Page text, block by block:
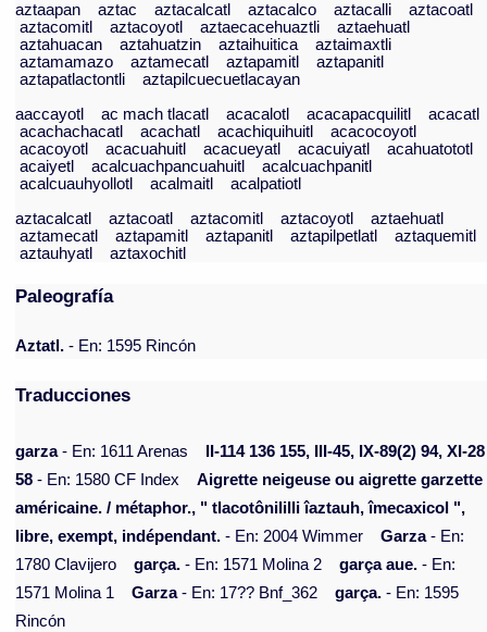
aztaapan aztac aztacalcatl aztacalco aztacalli
aztacoatl
aztacomitl
aztacoyotl aztaecacehuaztli
aztaehuatl
aztahuacan
aztahuatzin aztaihuitica
aztaimaxtli
aztamamazo
aztamecatl aztapamitl
aztapanitl
aztapatlactontli
aztapilcuecuetlacayan
aaccayotl
ac mach tlacatl acacalotl acacapacquilitl
acacatl
acachachacatl
acachatl acachiquihuitl
acacocoyotl
acacoyotl
acacuahuitl acacueyatl acacuiyatl
acahuatototl
acaiyetl
acalcuachpancuahuitl
acalcuachpanitl
acalcuauhyollotl
acalmaitl
acalpatiotl
aztacalcatl
aztacoatl aztacomitl aztacoyotl
aztaehuatl
aztamecatl
aztapamitl aztapanitl aztapilpetlatl
aztaquemitl
aztauhyatl
aztaxochitl
Paleografía
Aztatl. - En: 1595 Rincón
Traducciones
garza- En: 1611 Arenas
II-114 136 155, III-45, IX-89(2) 94, XI-28
58 - En: 1580 CF Index
Aigrette neigeuse ou aigrette garzette
américaine. / métaphor., " tlacotônililli îaztauh, îmecaxicol ",
libre, exempt, indépendant. - En: 2004 Wimmer Garza- En:
1780 Clavijero
garça. - En: 1571 Molina 2 garça aue. - En:
1571 Molina 1
Garza- En: 17?? Bnf_362 garça. - En: 1595
Rincón